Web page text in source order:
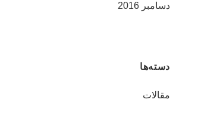
دسامبر 2016
دسته‌ها
مقالات